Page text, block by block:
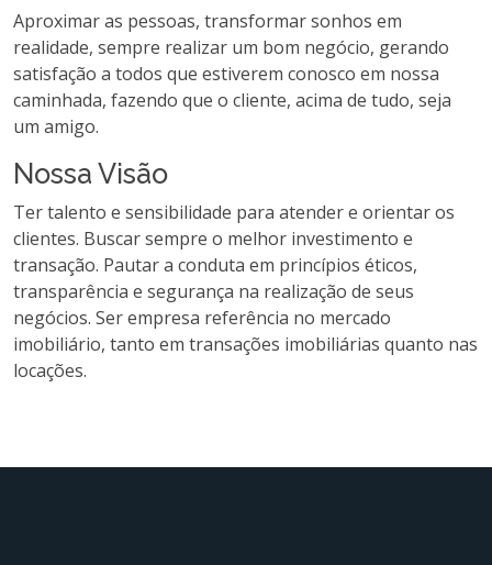
Aproximar as pessoas, transformar sonhos em
realidade, sempre realizar um bom negócio, gerando
satisfação a todos que estiverem conosco em nossa
caminhada, fazendo que o cliente, acima de tudo, seja
um amigo.
Nossa Visão
Ter talento e sensibilidade para atender e orientar os
clientes. Buscar sempre o melhor investimento e
transação. Pautar a conduta em princípios éticos,
transparência e segurança na realização de seus
negócios. Ser empresa referência no mercado
imobiliário, tanto em transações imobiliárias quanto nas
locações.